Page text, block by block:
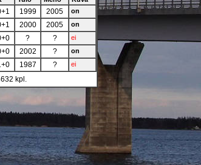
1999 2005 on
2000 2005 on
? ? ei
2002 ? on
1987 ? ei
kpl.